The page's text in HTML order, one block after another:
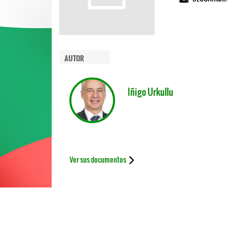
AUTOR
Iñigo Urkullu
Ver sus documentos